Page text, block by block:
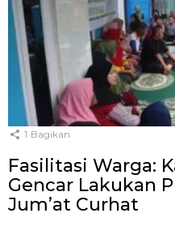
1 Bagikan
Fasilitasi Warga:
Gencar Lakukan
Jum’at Curhat